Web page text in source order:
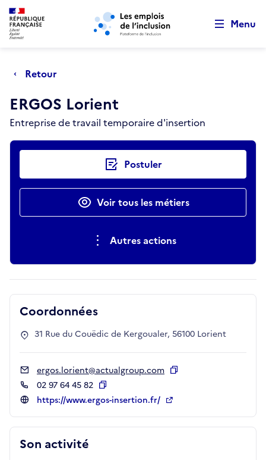
Aller au menu principal Aller au contenu principal
Menu
Retour
ERGOS Lorient
Entreprise de travail temporaire d'insertion
Actions rapides Postuler
Voir tous les métiers
Autres actions
Son activité
Coordonnées
31 Rue du Couëdic de Kergoualer, 56100 Lorient
ergos.lorient@actualgroup.com
02 97 64 45 82
Copier
https://www.ergos-insertion.fr/
Retour au début de la page
Panneau de gestion des cookies